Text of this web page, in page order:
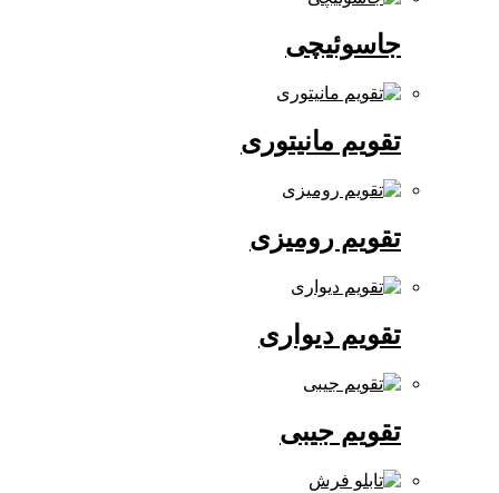
جاسوئیچی
تقویم مانیتوری
تقویم رومیزی
تقویم دیواری
تقویم جیبی